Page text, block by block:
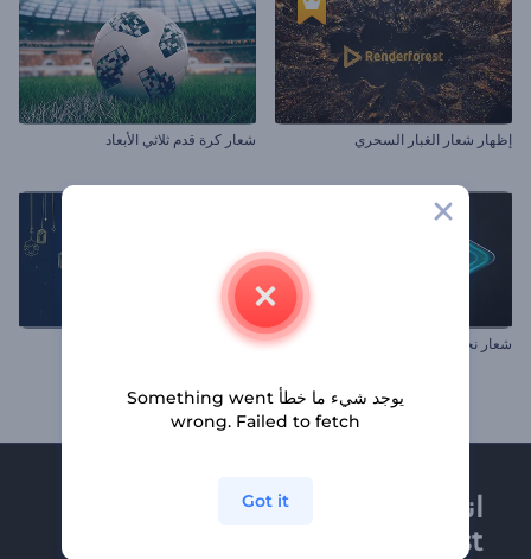
إظهار شعار الغبار السحري شعار كرة قدم ثلاثي الأبعاد
شعار نجوم الكون الملهم مقاطع عيد الأضحى
انضم إلى نشرة
Renderforest الإخبارية
يوجد شيء ما خطأ Something went
wrong. Failed to fetch
Got it